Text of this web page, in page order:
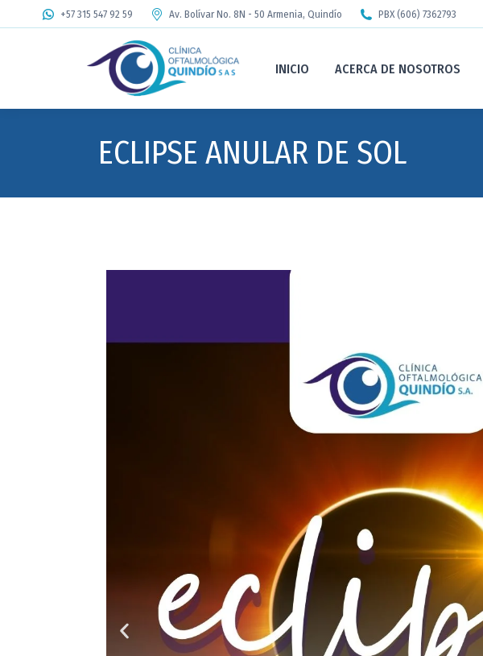
+57 315 547 92 59 Av. Bolívar No. 8N - 50 Armenia, Quindío PBX (606) 7362793
INICIO ACERCA DE NOSOTROS
ECLIPSE ANULAR DE SOL